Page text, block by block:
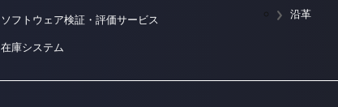
ソフトウェア検証・評価サービス
在庫システム
沿革